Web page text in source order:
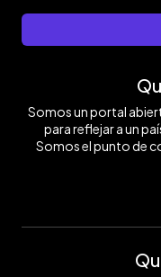
Somos un portal
para reflejar a un
Somos el punto de